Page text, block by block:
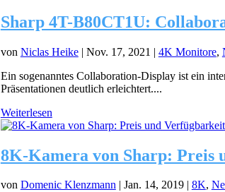
Sharp 4T-B80CT1U:
von Niclas Heike| Nov. 17, 2021 | 4K Monitore,
Ein sogenanntes Collaboration-Display ist ein
Präsentationen deutlich erleichtert....
Weiterlesen
8K-Kamera von Sharp: Preis
von Domenic Klenzmann| Jan. 14, 2019| 8K,